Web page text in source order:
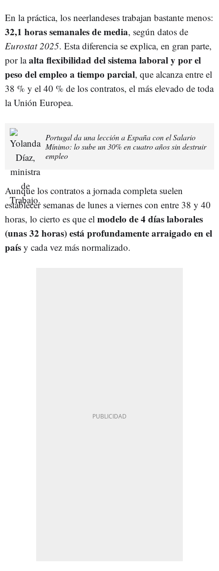
En la práctica, los neerlandeses trabajan bastante menos:
32,1 horas semanales de media, según datos de
Eurostat 2025. Esta diferencia se explica, en gran parte,
por laalta flexibilidad del sistema laboral y por el
peso del empleo a tiempo parcial, que alcanza entre el
38 % y el 40 % de los contratos, el más elevado de toda
la Unión Europea.
Portugal da una lección a España con el Salario
Mínimo: lo sube un 30% en cuatro años sin destruir
empleo
Aunque los contratos a jornada completa suelen
establecer semanas de lunes a viernes con entre 38 y 40
horas, lo cierto es que el modelo de 4 días laborales
(unas 32 horas) está profundamente arraigado en el
país y cada vez más normalizado.